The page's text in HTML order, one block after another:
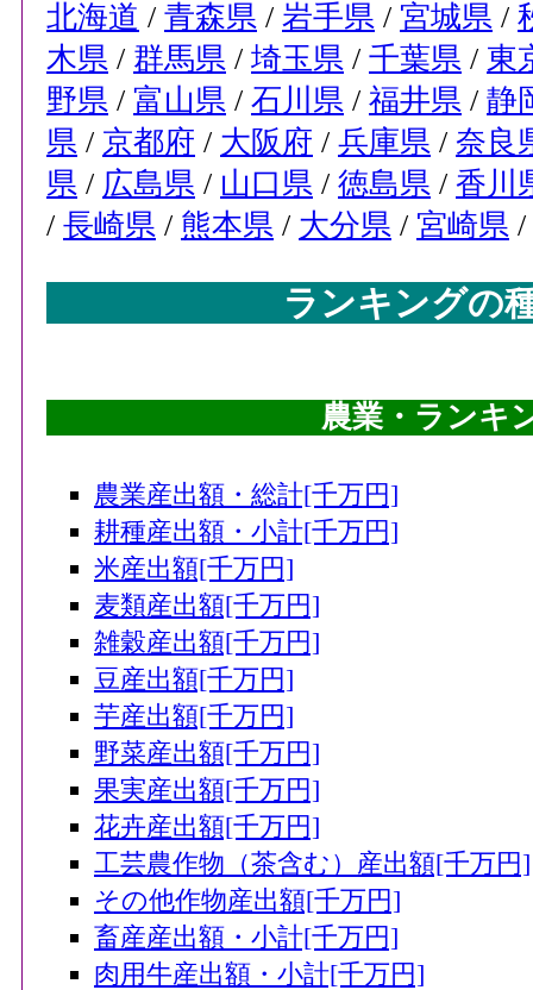
北海道 / 青森県 / 岩手県 / 宮城県 /
木県 / 群馬県 / 埼玉県 / 千葉県 / 東
野県 / 富山県 / 石川県 / 福井県 / 静
県 / 京都府 / 大阪府 / 兵庫県 / 奈良
県 / 広島県 / 山口県 / 徳島県 / 香川
/ 長崎県 / 熊本県 / 大分県 / 宮崎県 /
ランキングの
農業・ランキ
農業産出額・総計[千万円]
耕種産出額・小計[千万円]
米産出額[千万円]
麦類産出額[千万円]
雑穀産出額[千万円]
豆産出額[千万円]
芋産出額[千万円]
野菜産出額[千万円]
果実産出額[千万円]
花卉産出額[千万円]
工芸農作物（茶含む）産出額[千万円]
その他作物産出額[千万円]
畜産産出額・小計[千万円]
肉用牛産出額・小計[千万円]